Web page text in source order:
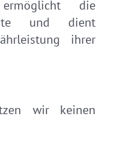
die
und dient
ihrer
wir keinen